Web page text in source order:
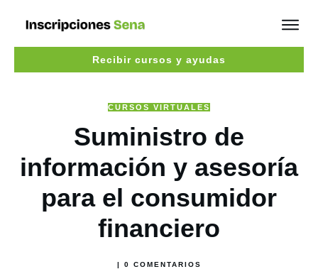
Recibir cursos y ayudas
CURSOS VIRTUALES
Suministro de
información y asesoría
para el consumidor
financiero
0 COMENTARIOS